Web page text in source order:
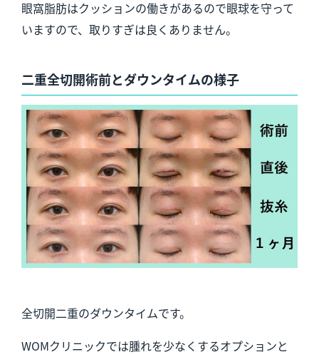
眼窩脂肪はクッションの働きがあるので眼球を守って
いますので、取りすぎは良くありません。
二重全切開術前とダウンタイムの様子
全切開二重のダウンタイムです。
WOMクリニックでは腫れを少なくするオプションと